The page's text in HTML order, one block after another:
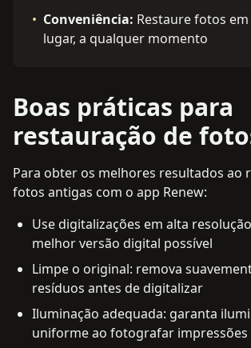
• Conveniência: Restaure fotos
lugar, a qualquer momento
Boas práticas para
restauração de
Para obter os melhores resultados ao
fotos antigas com o app Renew:
Use digitalizações em alta
melhor versão digital possível
Limpe o original: remova
resíduos antes de digitalizar
Iluminação adequada: garanta
uniforme ao fotografar impressões